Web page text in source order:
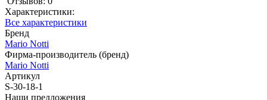
Характеристики:
Все характеристики
Бренд
Mario Notti
Фирма-производитель (бренд)
Mario Notti
Артикул
S-30-18-1
Наши предложения